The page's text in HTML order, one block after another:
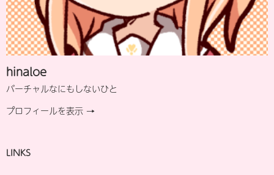
hinaloe
バーチャルなにもしないひと
プロフィールを表示 →
LINKS